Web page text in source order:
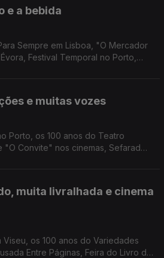
e a bebida
Sempre em Lisboa, "O Mercador
Festival Temporal no Porto,
e muitas vozes
Porto, os 100 anos do Teatro
"O Convite" nos cinemas, Sefarad
muita livralhada e cinema
Viseu, os 100 anos do Variedades
Entre Páginas, Feira do Livro de